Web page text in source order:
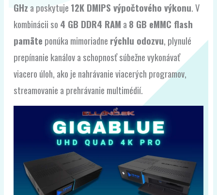
GHz a poskytuje 12K DMIPS výpočtového výkonu. V
kombinácii so 4 GB DDR4 RAM a 8 GB eMMC flash
pamäte ponúka mimoriadne rýchlu odozvu, plynulé
prepínanie kanálov a schopnosť súbežne vykonávať
viacero úloh, ako je nahrávanie viacerých programov,
streamovanie a prehrávanie multimédií.